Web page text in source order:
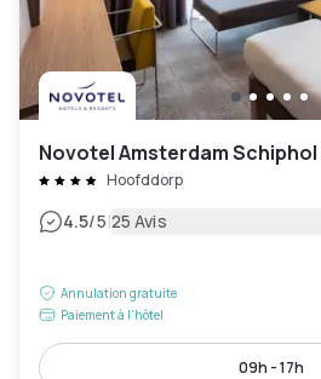
Novotel Amsterdam
Hoofddorp
4.5/5|25 Avis
Annulation gratuite
Paiement à l'hôtel
09h - 17h